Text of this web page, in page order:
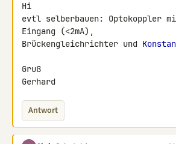
Hi
evtl selberbauen: Optokoppler
Eingang (<2mA),
Brückengleichrichter und
Gruß
Gerhard
Antwort